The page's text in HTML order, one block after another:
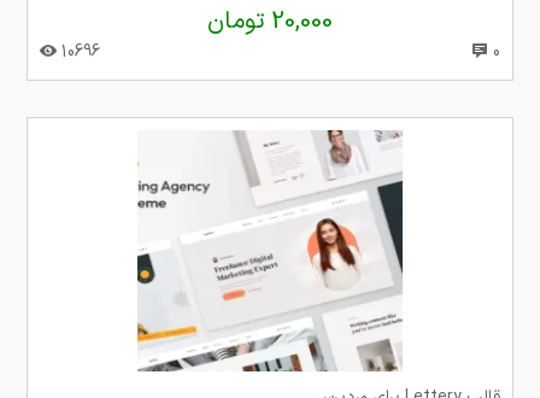
20,000 تومان
0
10696